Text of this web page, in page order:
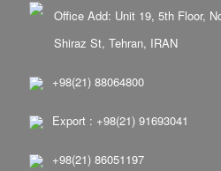
Office Add: Unit 19, 5th Floor,
Shiraz St, Tehran, IRAN
+98(21) 88064800
Export : +98(21) 91693041
+98(21) 86051197